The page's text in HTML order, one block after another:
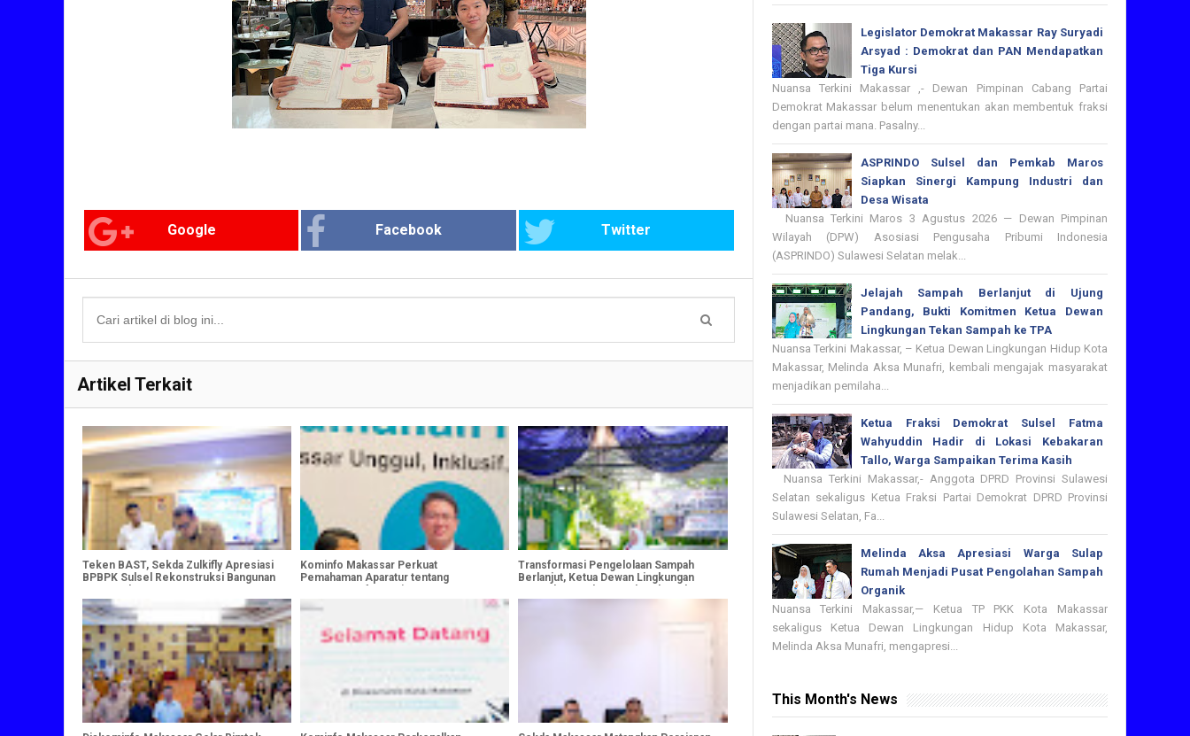
Google Facebook Twitter
Artikel Terkait
Teken BAST, Sekda Zulkifly Apresiasi
BPBPK Sulsel Rekonstruksi Bangunan
Kominfo Makassar Perkuat
Pemahaman Aparatur tentang
Transformasi Pengelolaan Sampah
Berlanjut, Ketua Dewan Lingkungan
Panakkukang
Legislator Demokrat Makassar Ray Suryadi
Arsyad : Demokrat dan PAN Mendapatkan
Tiga Kursi
Nuansa Terkini Makassar ,- Dewan Pimpinan Cabang Partai
Demokrat Makassar belum menentukan akan membentuk fraksi
dengan partai mana. Pasalny...
ASPRINDO Sulsel dan Pemkab Maros
Siapkan Sinergi Kampung Industri dan
Desa Wisata
Nuansa Terkini Maros 3 Agustus 2026 — Dewan Pimpinan
Wilayah (DPW) Asosiasi Pengusaha Pribumi Indonesia
(ASPRINDO) Sulawesi Selatan melak...
Jelajah Sampah Berlanjut di Ujung
Pandang, Bukti Komitmen Ketua Dewan
Lingkungan Tekan Sampah ke TPA
Nuansa Terkini Makassar, – Ketua Dewan Lingkungan Hidup Kota
Makassar, Melinda Aksa Munafri, kembali mengajak masyarakat
menjadikan pemilaha...
Ketua Fraksi Demokrat Sulsel Fatma
Wahyuddin Hadir di Lokasi Kebakaran
Tallo, Warga Sampaikan Terima Kasih
Nuansa Terkini Makassar,- Anggota DPRD Provinsi Sulawesi
Selatan sekaligus Ketua Fraksi Partai Demokrat DPRD Provinsi
Sulawesi Selatan, Fa...
Melinda Aksa Apresiasi Warga Sulap
Rumah Menjadi Pusat Pengolahan Sampah
Organik
Nuansa Terkini Makassar,— Ketua TP PKK Kota Makassar
sekaligus Ketua Dewan Lingkungan Hidup Kota Makassar,
Melinda Aksa Munafri, mengapresi...
This Month's News